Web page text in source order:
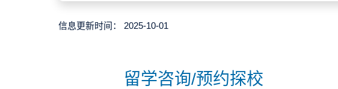
信息更新时间： 2025-10-01
留学咨询/预约探校